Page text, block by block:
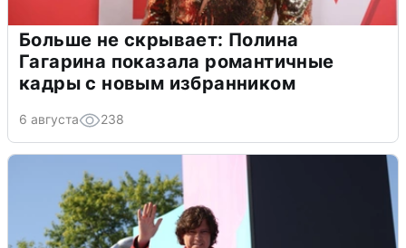
Больше не скрывает: Полина
Гагарина показала романтичные
кадры с новым избранником
6 августа 238